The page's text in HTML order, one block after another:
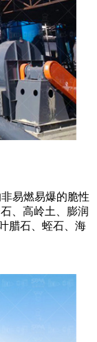
易燃易爆的脆性
、高岭土、膨润
腊石、蛭石、海